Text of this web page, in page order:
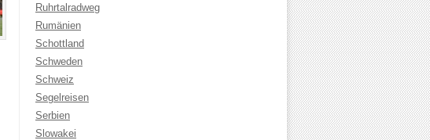
Ruhrtalradweg
Rumänien
Schottland
Schweden
Schweiz
Segelreisen
Serbien
Slowakei